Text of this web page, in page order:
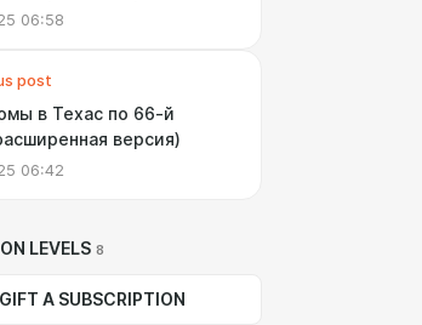
06:58
post
в Техас по 66-й
версия)
06:42
LEVELS 8
GIFT A SUBSCRIPTION